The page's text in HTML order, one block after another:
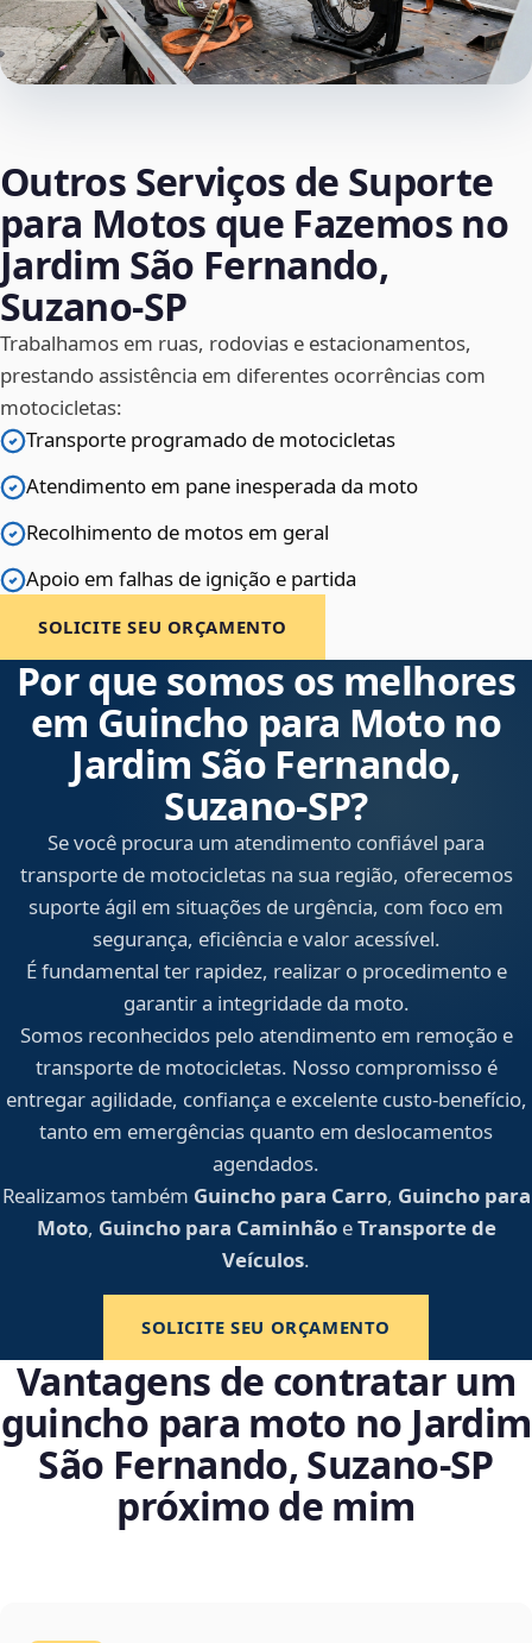
Outros Serviços de Suporte
para Motos que Fazemos no
Jardim São Fernando,
Suzano‑SP
Trabalhamos em ruas, rodovias e estacionamentos,
prestando assistência em diferentes ocorrências com
motocicletas:
Transporte programado de motocicletas
Atendimento em pane inesperada da moto
Recolhimento de motos em geral
Apoio em falhas de ignição e partida
SOLICITE SEU ORÇAMENTO
Por que somos os melhores
em Guincho para Moto no
Jardim São Fernando,
Suzano‑SP?
Se você procura um atendimento confiável para
transporte de motocicletas na sua região, oferecemos
suporte ágil em situações de urgência, com foco em
segurança, eficiência e valor acessível.
É fundamental ter rapidez, realizar o procedimento e
garantir a integridade da moto.
Somos reconhecidos pelo atendimento em remoção e
transporte de motocicletas. Nosso compromisso é
entregar agilidade, confiança e excelente custo-benefício,
tanto em emergências quanto em deslocamentos
agendados.
Realizamos também Guincho para Carro, Guincho para
Moto, Guincho para CaminhãoeTransporte de
Veículos.
SOLICITE SEU ORÇAMENTO
Vantagens de contratar um
guincho para moto no Jardim
São Fernando, Suzano‑SP
próximo de mim